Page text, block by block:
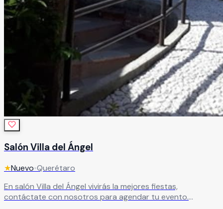
Salón Villa del Ángel
★Nuevo•Querétaro
En salón Villa del Ángel vivirás la mejores fiestas,
contáctate con nosotros para agendar tu evento.